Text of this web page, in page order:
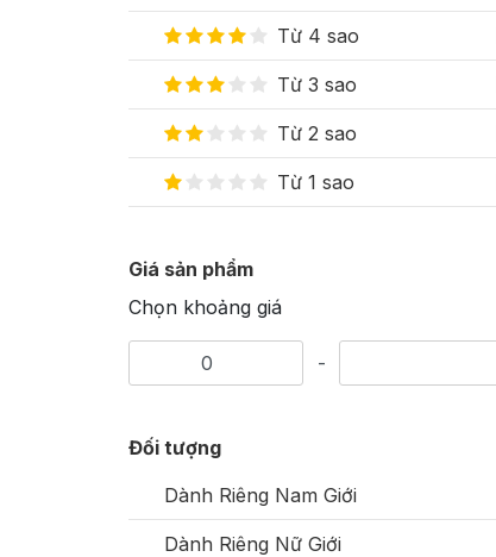
Từ 4 sao
Từ 3 sao
Từ 2 sao
Từ 1 sao
Giá sản phẩm
Chọn khoảng giá
-
Đối tượng
Dành Riêng Nam Giới
Dành Riêng Nữ Giới